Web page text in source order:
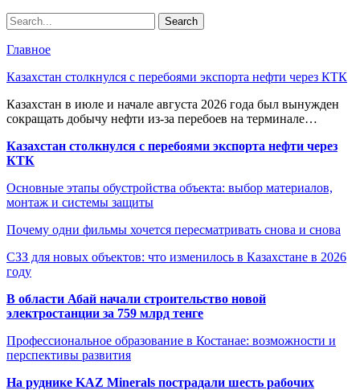
Главное
Казахстан столкнулся с перебоями экспорта нефти через КТК
Казахстан в июле и начале августа 2026 года был вынужден
сокращать добычу нефти из-за перебоев на терминале…
Казахстан столкнулся с перебоями экспорта нефти через
КТК
Основные этапы обустройства объекта: выбор материалов,
монтаж и системы защиты
Почему одни фильмы хочется пересматривать снова и снова
СЗЗ для новых объектов: что изменилось в Казахстане в 2026
году
В области Абай начали строительство новой
электростанции за 759 млрд тенге
Профессиональное образование в Костанае: возможности и
перспективы развития
На руднике KAZ Minerals пострадали шесть рабочих